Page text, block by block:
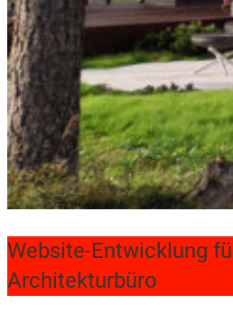
Website-Entwicklung
Architekturbüro